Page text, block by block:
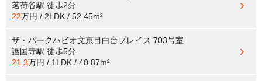
茗荷谷駅 徒歩2分
22万円 / 2LDK / 52.45m²
ザ・パークハビオ文京目白台プレイス 703号室
護国寺駅 徒歩5分
21.3万円 / 1LDK / 40.87m²